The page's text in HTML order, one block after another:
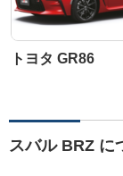
トヨタ GR86
スバル BRZ に